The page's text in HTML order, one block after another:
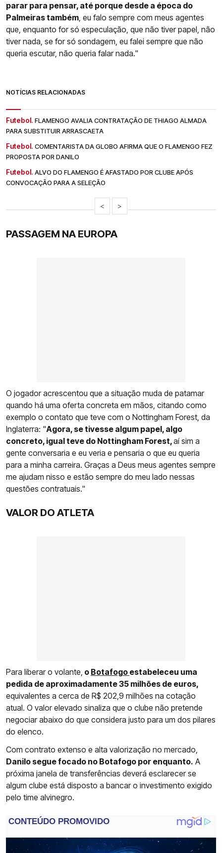
parar para pensar, até porque desde a época do
Palmeiras também, eu falo sempre com meus agentes
que, enquanto for só especulação, que não tiver papel, não
tiver nada, se for só sondagem, eu falei sempre que não
queria escutar, não queria falar nada."
NOTÍCIAS RELACIONADAS
Futebol. FLAMENGO AVALIA CONTRATAÇÃO DE THIAGO ALMADA
PARA SUBSTITUIR ARRASCAETA
Futebol. COMENTARISTA DA GLOBO AFIRMA QUE O FLAMENGO FEZ
PROPOSTA POR DANILO
Futebol. ALVO DO FLAMENGO É AFASTADO POR CLUBE APÓS
CONVOCAÇÃO PARA A SELEÇÃO
< >
PASSAGEM NA EUROPA
O jogador acrescentou que a situação muda de patamar
quando há uma oferta concreta em mãos, citando como
exemplo o contato que teve com o Nottingham Forest, da
Inglaterra: "Agora, se tivesse algum papel, algo
concreto, igual teve do Nottingham Forest,aí sim a
gente conversaria e eu veria e pensaria o que eu queria
para a minha carreira. Graças a Deus meus agentes sempre
me ajudam nisso e estão sempre do meu lado nessas
questões contratuais."
VALOR DO ATLETA
Para liberar o volante, o Botafogo estabeleceu uma
pedida de aproximadamente 35 milhões de euros,
equivalentes a cerca de R$ 202,9 milhões na cotação
atual. O valor elevado sinaliza que o clube não pretende
negociar abaixo do que considera justo para um dos pilares
do elenco.
Com contrato extenso e alta valorização no mercado,
Danilo segue focado no Botafogo por enquanto. A
próxima janela de transferências deverá esclarecer se
algum clube está disposto a bancar o investimento exigido
pelo time alvinegro.